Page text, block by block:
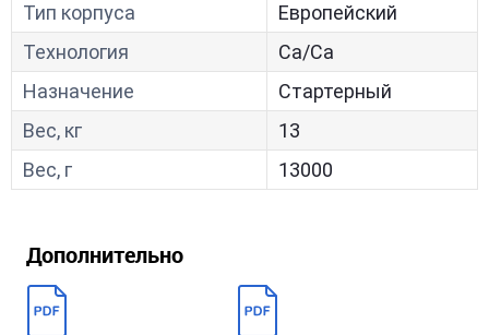
Тип корпуса
Европейский
Технология
Са/Са
Назначение
Стартерный
Вес, кг
13
Вес, г
13000
Дополнительно